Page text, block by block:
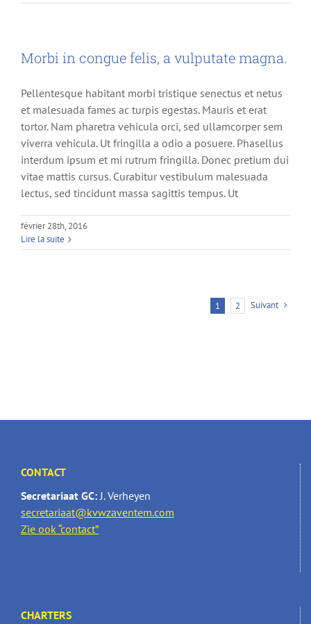
Morbi in congue felis, a vulputate magna.
Pellentesque habitant morbi tristique senectus et netus
et malesuada fames ac turpis egestas. Mauris et erat
tortor. Nam pharetra vehicula orci, sed ullamcorper sem
viverra vehicula. Ut fringilla a odio a posuere. Phasellus
interdum ipsum et mi rutrum fringilla. Donec pretium dui
vitae mattis cursus. Curabitur vestibulum malesuada
lectus, sed tincidunt massa sagittis tempus. Ut
février 28th, 2016
Lire la suite
1 2 Suivant
CONTACT
Secretariaat GC:J. Verheyen
secretariaat@kvwzaventem.com
Zie ook “contact”
CHARTERS